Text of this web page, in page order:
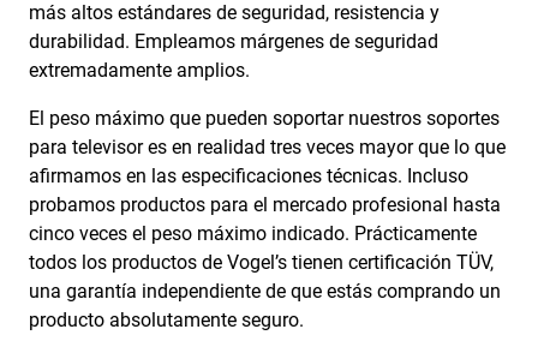
más altos estándares de seguridad, resistencia y
durabilidad. Empleamos márgenes de seguridad
extremadamente amplios.
El peso máximo que pueden soportar nuestros soportes
para televisor es en realidad tres veces mayor que lo que
afirmamos en las especificaciones técnicas. Incluso
probamos productos para el mercado profesional hasta
cinco veces el peso máximo indicado. Prácticamente
todos los productos de Vogel’s tienen certificación TÜV,
una garantía independiente de que estás comprando un
producto absolutamente seguro.